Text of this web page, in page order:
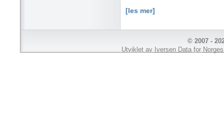
[les mer]
© 2007 -
Utviklet av Iversen Datafor